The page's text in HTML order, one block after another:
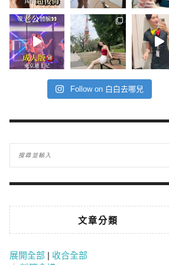
Follow on 白白去哪兒
文章分類
展開全部 | 收合全部